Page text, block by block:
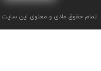
تمام حقوق مادی و معنوی این سایت